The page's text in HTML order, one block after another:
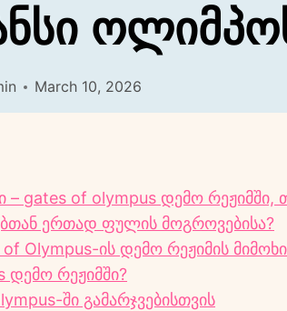
March 10, 2026
– gates of olympus დემო რეჟიმში,
ერთად ფულის მოგროვებისა?
Olympus-ის დემო რეჟიმის
რეჟიმში?
ში გამარჯვებისთვის